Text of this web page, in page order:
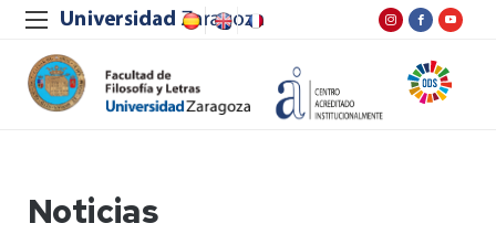
Noticias